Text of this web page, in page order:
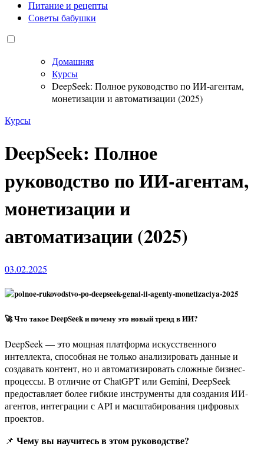
Питание и рецепты
Советы бабушки
Домашняя
Курсы
DeepSeek: Полное руководство по ИИ-агентам,
монетизации и автоматизации (2025)
Курсы
DeepSeek: Полное
руководство по ИИ-агентам,
монетизации и
автоматизации (2025)
03.02.2025
🚀 Что такое DeepSeek и почему это новый тренд в ИИ?
DeepSeek — это мощная платформа искусственного
интеллекта, способная не только анализировать данные и
создавать контент, но и автоматизировать сложные бизнес-
процессы. В отличие от ChatGPT или Gemini, DeepSeek
предоставляет более гибкие инструменты для создания ИИ-
агентов, интеграции с API и масштабирования цифровых
проектов.
📌 Чему вы научитесь в этом руководстве?